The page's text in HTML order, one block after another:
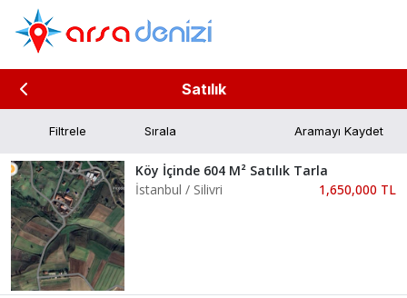
Satılık
Filtrele Aramayı Kaydet
Köy İçinde 604 M² Satılık Tarla
İstanbul / Silivri
1,650,000 TL